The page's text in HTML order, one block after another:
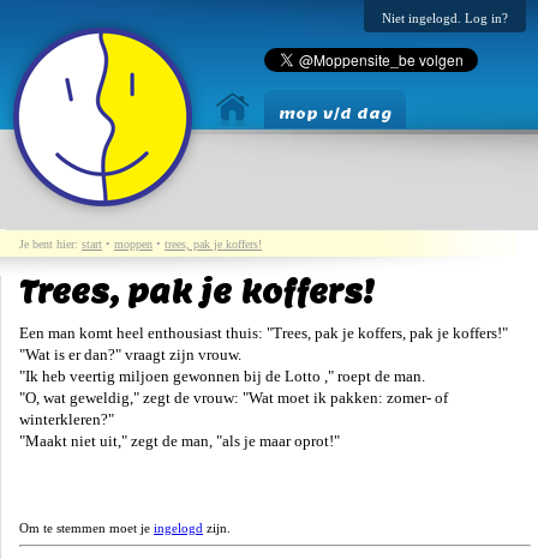
Niet ingelogd. Log in?
mop v/d dag
Je bent hier: start • moppen • trees, pak je koffers!
Trees, pak je koffers!
Een man komt heel enthousiast thuis: "Trees, pak je koffers, pak je koffers!"
"Wat is er dan?" vraagt zijn vrouw.
"Ik heb veertig miljoen gewonnen bij de Lotto ," roept de man.
"O, wat geweldig," zegt de vrouw: "Wat moet ik pakken: zomer- of
winterkleren?"
"Maakt niet uit," zegt de man, "als je maar oprot!"
Om te stemmen moet je ingelogd zijn.